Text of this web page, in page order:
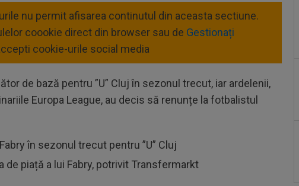
nu permit afisarea continutul din aceasta sectiune.
coookie direct din browser sau de Gestionați
cookie-urile social media
de bază pentru ”U” Cluj în sezonul trecut, iar ardelenii,
Europa League, au decis să renunțe la fotbalistul
în sezonul trecut pentru ”U” Cluj
de piață a lui Fabry, potrivit Transfermarkt